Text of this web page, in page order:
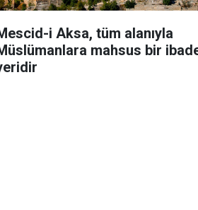
i Aksa, tüm alanıyla
mahsus bir